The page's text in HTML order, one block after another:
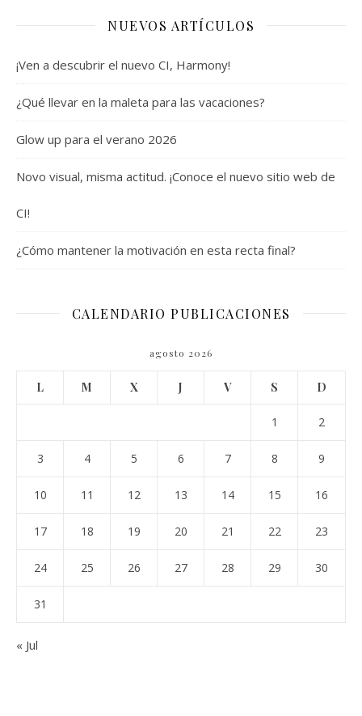
NUEVOS ARTÍCULOS
¡Ven a descubrir el nuevo CI, Harmony!
¿Qué llevar en la maleta para las vacaciones?
Glow up para el verano 2026
Novo visual, misma actitud. ¡Conoce el nuevo sitio web de
CI!
¿Cómo mantener la motivación en esta recta final?
CALENDARIO PUBLICACIONES
agosto 2026
L M X J V S D
1 2
3 4 5 6 7 8 9
10 11 12 13 14 15 16
17 18 19 20 21 22 23
24 25 26 27 28 29 30
31
« Jul